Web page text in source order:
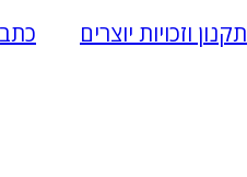
תקנון וזכויות יוצרים